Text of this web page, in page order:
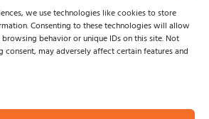
we use technologies like cookies to store
Consenting to these technologies will allow
behavior or unique IDs on this site. Not
may adversely affect certain features and
7, 2026